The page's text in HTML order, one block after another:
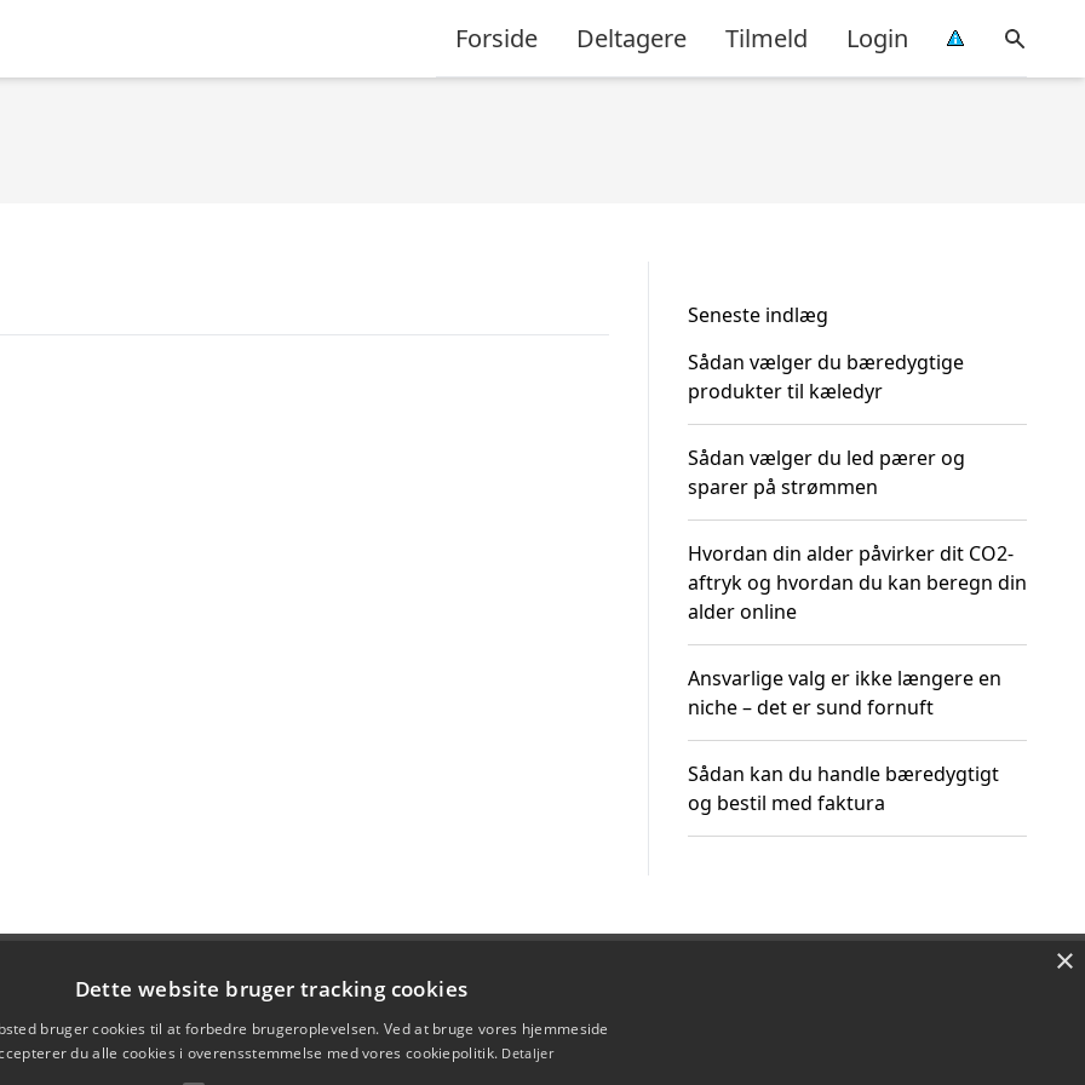
Forside Deltagere Tilmeld Login
Seneste indlæg
Sådan vælger du bæredygtige
produkter til kæledyr
Sådan vælger du led pærer og
sparer på strømmen
Hvordan din alder påvirker dit CO2-
aftryk og hvordan du kan beregn din
alder online
Ansvarlige valg er ikke længere en
niche – det er sund fornuft
Sådan kan du handle bæredygtigt
og bestil med faktura
×
Dette website bruger tracking cookies
bruger cookies til at forbedre brugeroplevelsen. Ved at bruge vores hjemmeside
du alle cookies i overensstemmelse med vores cookiepolitik. Detaljer